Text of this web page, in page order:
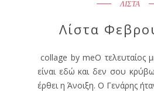
ΛΙΣΤΑ
Λίστα
collage by meΟ τελευταίος
είναι εδώ και δεν σου
έρθει η Άνοιξη. Ο Γενάρης